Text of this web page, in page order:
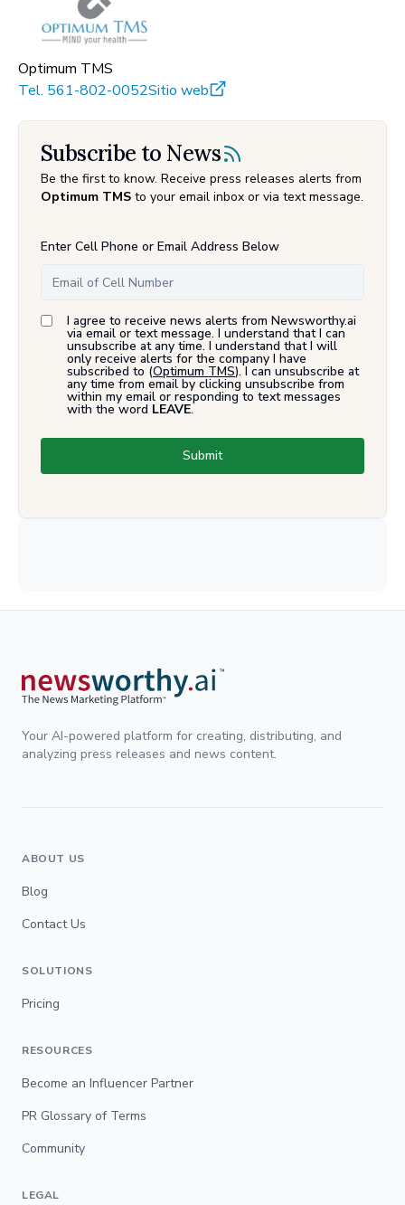
Optimum TMS
Tel. 561-802-0052Sitio web
Subscribe to News
Be the first to know. Receive press releases alerts from
Optimum TMS to your email inbox or via text message.
Enter Cell Phone or Email Address Below
I agree to receive news alerts from Newsworthy.ai
via email or text message. I understand that I can
unsubscribe at any time. I understand that I will
only receive alerts for the company I have
subscribed to (Optimum TMS). I can unsubscribe at
any time from email by clicking unsubscribe from
within my email or responding to text messages
with the word LEAVE.
Submit
Your AI-powered platform for creating, distributing, and
analyzing press releases and news content.
ABOUT US
Blog
Contact Us
SOLUTIONS
Pricing
RESOURCES
Become an Influencer Partner
PR Glossary of Terms
Community
LEGAL